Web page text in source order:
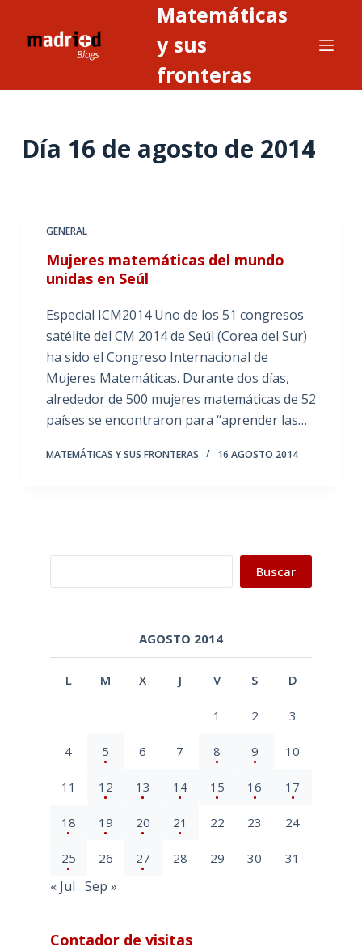
Matemáticas
y sus
fronteras
Día 16 de agosto de 2014
GENERAL
Mujeres matemáticas del mundo
unidas en Seúl
Especial ICM2014 Uno de los 51 congresos
satélite del CM 2014 de Seúl (Corea del Sur)
ha sido el Congreso Internacional de
Mujeres Matemáticas. Durante dos días,
alrededor de 500 mujeres matemáticas de 52
países se encontraron para “aprender las…
MATEMÁTICAS Y SUS FRONTERAS 16 AGOSTO 2014
Buscar
AGOSTO 2014
L M X J V S D
1 2 3
4 5 6 7 8 9 10
11 12 13 14 15 16 17
18 19 20 21 22 23 24
25 26 27 28 29 30 31
« Jul Sep »
Contador de visitas